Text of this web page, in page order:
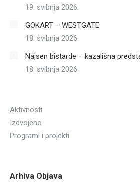
19. svibnja 2026.
GOKART – WESTGATE
18. svibnja 2026.
Najsen bistarde – kazališna
18. svibnja 2026.
Aktivnosti
Izdvojeno
Programi i projekti
Arhiva Objava